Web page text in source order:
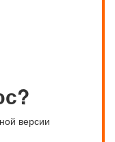
версии